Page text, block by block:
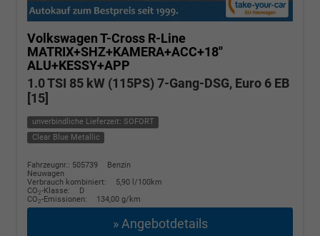
Volkswagen T-Cross R-Line
MATRIX+SHZ+KAMERA+ACC+18''
ALU+KESSY+APP
1.0 TSI 85 kW (115PS) 7-Gang-DSG, Euro 6 EB
[15]
unverbindliche Lieferzeit: SOFORT
Clear Blue Metallic
Fahrzeugnr.: 505739
Benzin
Neuwagen
Verbrauch kombiniert:
5,90 l/100km
CO2-Klasse:
D
CO2-Emissionen: 134,00 g/km
» Angebotdetails